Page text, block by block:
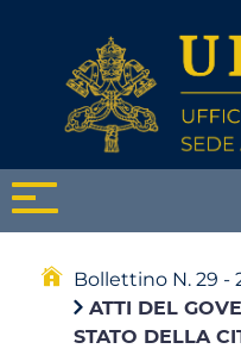
Bollettino N. 29 -
ATTI DEL
STATO DELLA